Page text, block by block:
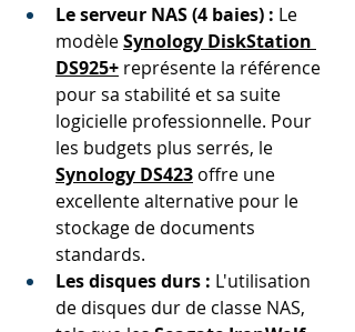
Le serveur NAS (4 baies) : Le
modèle Synology DiskStation
DS925+ représente la référence
pour sa stabilité et sa suite
logicielle professionnelle. Pour
les budgets plus serrés, le
Synology DS423 offre une
excellente alternative pour le
stockage de documents
standards.
Les disques durs : L'utilisation
de disques dur de classe NAS,